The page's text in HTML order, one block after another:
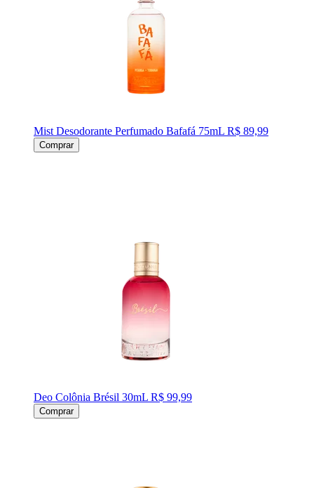
Mist Desodorante Perfumado Bafafá 75mL R$ 89,99
Comprar
Deo Colônia Brésil 30mL R$ 99,99
Comprar